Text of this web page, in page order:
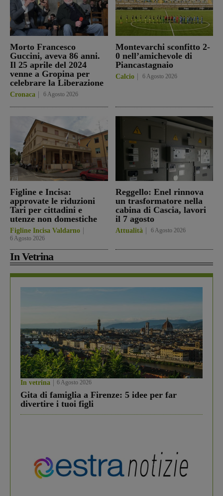
Morto Francesco
Guccini, aveva 86 anni.
Il 25 aprile del 2024
venne a Gropina per
celebrare la Liberazione
Cronaca 6 Agosto 2026
Montevarchi sconfitto 2-
0 nell’amichevole di
Piancastagnaio
Calcio 6 Agosto 2026
Figline e Incisa:
approvate le riduzioni
Tari per cittadini e
utenze non domestiche
Figline Incisa Valdarno
6 Agosto 2026
Reggello: Enel rinnova
un trasformatore nella
cabina di Cascia, lavori
il 7 agosto
Attualità 6 Agosto 2026
In Vetrina
In vetrina 6 Agosto 2026
Gita di famiglia a Firenze: 5 idee per far
divertire i tuoi figli